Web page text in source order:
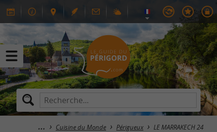
Cuisine du Monde Périgueux LE MARRAKECH 24